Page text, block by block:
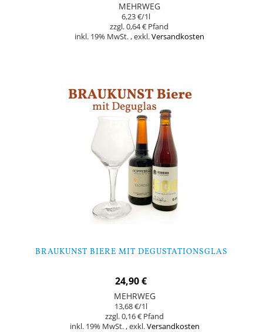
MEHRWEG
6,23 €/1l
0,64 €
inkl. 19% MwSt. ,exkl.Versandkosten
BRAUKUNST BIERE MIT DEGUSTATIONSGLAS
24,90 €
MEHRWEG
13,68 €/1l
0,16 €
inkl. 19% MwSt. ,exkl.Versandkosten